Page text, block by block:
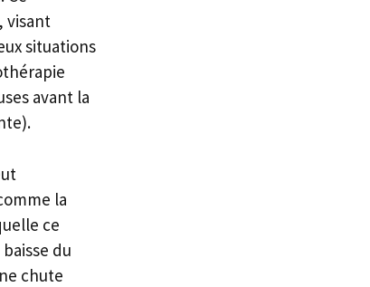
visant
situations
avant la
la
ce
du
chute